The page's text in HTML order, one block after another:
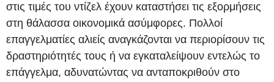
στις τιμές του ντίζελ έχουν καταστήσει τις εξορμήσεις
στη θάλασσα οικονομικά ασύμφορες. Πολλοί
επαγγελματίες αλιείς αναγκάζονται να περιορίσουν τις
δραστηριότητές τους ή να εγκαταλείψουν εντελώς το
επάγγελμα, αδυνατώντας να ανταποκριθούν στο